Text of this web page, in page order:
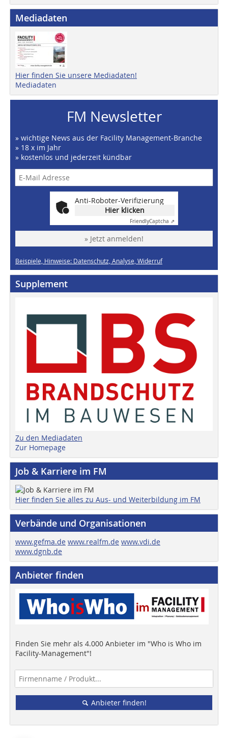
Mediadaten
Hier finden Sie unsere Mediadaten!
Mediadaten
FM Newsletter
» wichtige News aus der Facility Management-Branche
» 18 x im Jahr
» kostenlos und jederzeit kündbar
Anti-Roboter-Verifizierung
Hier klicken
FriendlyCaptcha ⇗
» Jetzt anmelden!
Beispiele, Hinweise: Datenschutz, Analyse, Widerruf
Supplement
Zu den Mediadaten
Zur Homepage
Job & Karriere im FM
Hier finden Sie alles zu Aus- und Weiterbildung im FM
Verbände und Organisationen
www.gefma.de www.realfm.de www.vdi.de
www.dgnb.de
Anbieter finden
Finden Sie mehr als 4.000 Anbieter im "Who is Who im
Facility-Management"!
Anbieter finden!